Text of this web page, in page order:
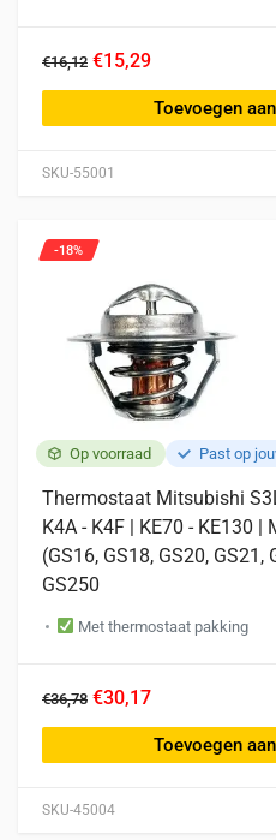
SKU-55001
€16,12 €15,29
Toevoegen
Op voorraad Past op
SKU-45004
-18%
Thermostaat Mitsubishi
K4A - K4F | KE70 - KE130
(GS16, GS18, GS20, GS21,
GS250
Met thermostaat pakking
€36,78 €30,17
Toevoegen